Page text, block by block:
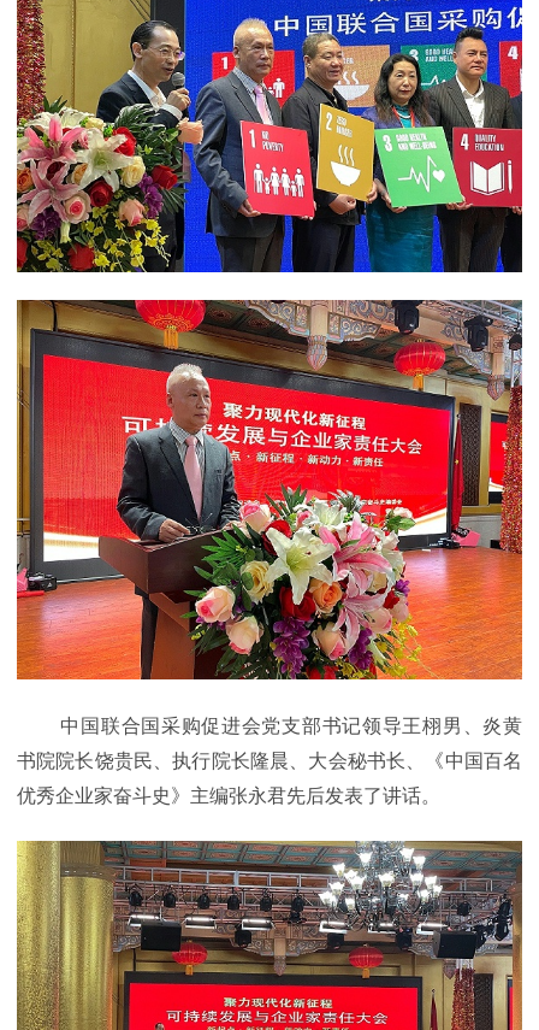
中国联合国采购促进会党支部书记领导王栩男、炎黄
书院院长饶贵民、执行院长隆晨、大会秘书长、《中国百名
优秀企业家奋斗史》主编张永君先后发表了讲话。